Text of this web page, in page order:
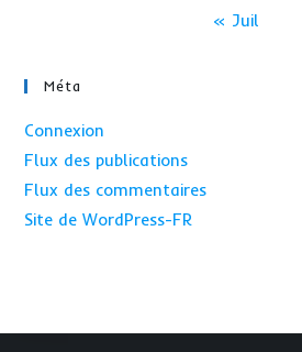
« Juil
Méta
Connexion
Flux des publications
Flux des commentaires
Site de WordPress-FR